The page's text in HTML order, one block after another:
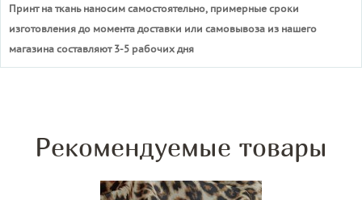
Принт на ткань наносим самостоятельно, примерные сроки
изготовления до момента доставки или самовывоза из нашего
магазина составляют 3-5 рабочих дня
Рекомендуемые товары